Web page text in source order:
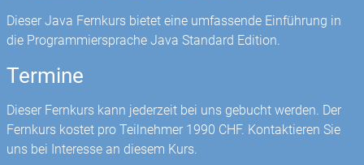
Dieser Java Fernkurs bietet eine umfassende Einführung in
die Programmiersprache Java Standard Edition.
Termine
Dieser Fernkurs kann jederzeit bei uns gebucht werden. Der
Fernkurs kostet pro Teilnehmer 1990 CHF. Kontaktieren Sie
uns bei Interesse an diesem Kurs.